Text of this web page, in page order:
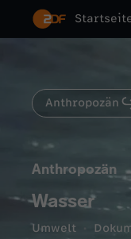
Anthropozän
Anthropozän
Wasser
Umwelt